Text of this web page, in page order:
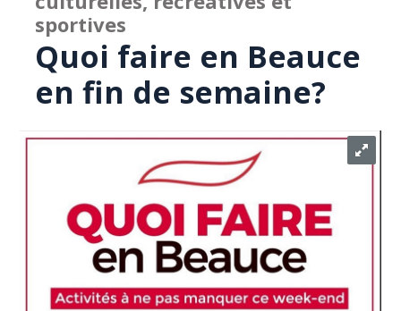
sportives
Quoi faire en Beauce
en fin de semaine?